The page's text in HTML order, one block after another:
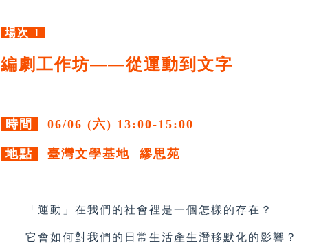
場次 1
編劇工作坊——從運動到文字
時間 06/06 (六) 13:00-15:00
地點 臺灣文學基地 繆思苑
「運動」在我們的社會裡是一個怎樣的存在？
它會如何對我們的日常生活產生潛移默化的影響？